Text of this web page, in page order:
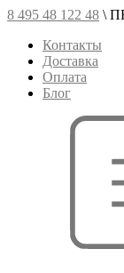
8 495 48 122 48 \
Контакты
Доставка
Оплата
Блог